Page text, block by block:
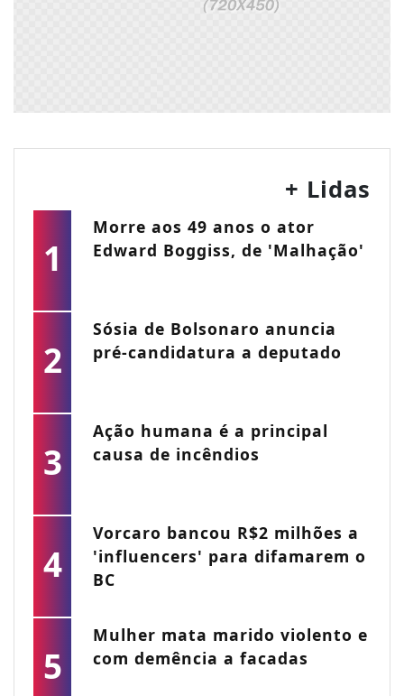
+ Lidas
1
Morre aos 49 anos o ator
Edward Boggiss, de 'Malhação'
2
Sósia de Bolsonaro anuncia
pré-candidatura a deputado
3
Ação humana é a principal
causa de incêndios
4
Vorcaro bancou R$2 milhões a
'influencers' para difamarem o
BC
5
Mulher mata marido violento e
com demência a facadas